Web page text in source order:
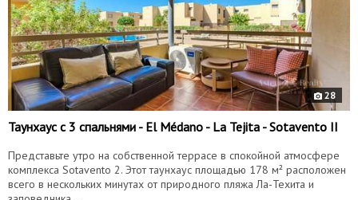
28
Таунхаус с 3 спальнями - El Médano - La Tejita - Sotavento II
Представьте утро на собственной террасе в спокойной атмосфере
комплекса Sotavento 2. Этот таунхаус площадью 178 м² расположен
всего в нескольких минутах от природного пляжа Ла-Техита и